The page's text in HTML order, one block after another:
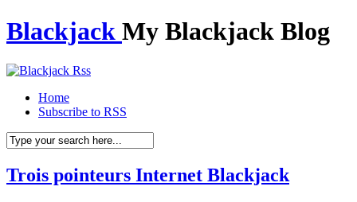
Blackjack My Blackjack Blog
Home
Subscribe to RSS
Trois pointeurs Internet Blackjack